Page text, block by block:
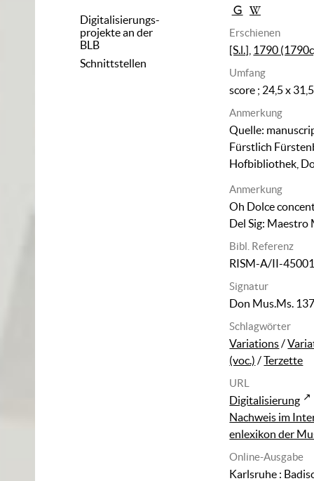
Digitalisierungs-
projekte an der
BLB
Schnittstellen
Erschienen
[S.l.] 1790
Umfang
score ; 24,5 x
Anmerkung
Quelle:
Fürstlich
Hofbibliothek,
Anmerkung
Oh Dolce
Del Sig: Maestro
Bibl. Referenz
RISM-A/II-
Signatur
Don Mus.Ms.
Schlagwörter
Variations/
(voc.) /Terzette
URL
Digitalisierung
Nachweis im
enlexikon der
Online-Ausgabe
Karlsruhe :